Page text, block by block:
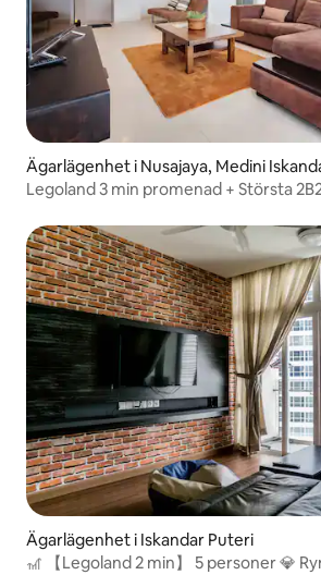
Ägarlägenhet i Nusajaya, Medini
Legoland 3 min promenad + Största
Ägarlägenhet i Iskandar Puteri
🎢 【Legoland 2 min】 5 personer 💎